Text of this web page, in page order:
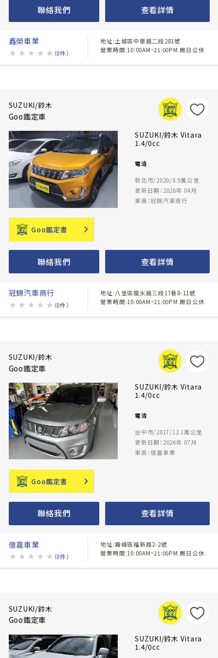
聯絡我們 查看詳情
鑫榮車業
★ ★ ★ ★ ★ （0件）
地址:土城區中華路二段281號
營業時間:10:00AM~21:00PM 周日公休
SUZUKI/鈴木
Goo鑑定車
SUZUKI/鈴木 Vitara
1.4/0cc
電洽
新北市/2020/8.9萬公里
更新日期：2026年 04月
車商：冠錦汽車商行
Goo鑑定書
聯絡我們 查看詳情
冠錦汽車商行
★ ★ ★ ★ ★ （0件）
地址:八里區龍米路三段17巷8-11號
營業時間:10:00AM~21:00PM 周日公休
SUZUKI/鈴木
Goo鑑定車
SUZUKI/鈴木 Vitara
1.4/0cc
電洽
台中市/2017/12.1萬公里
更新日期：2026年 07月
車商：億嘉車業
Goo鑑定書
聯絡我們 查看詳情
億嘉車業
★ ★ ★ ★ ★ （0件）
地址:霧峰區福新路2-2號
營業時間:10:00AM~21:00PM 周日公休
SUZUKI/鈴木
Goo鑑定車
SUZUKI/鈴木 Vitara
1.4/0cc